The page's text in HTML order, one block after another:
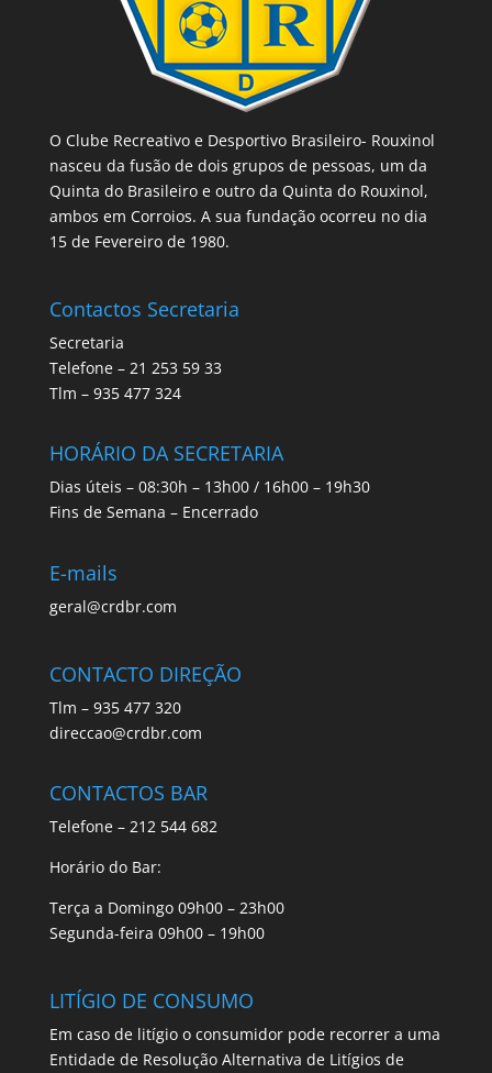
O Clube Recreativo e Desportivo Brasileiro- Rouxinol
nasceu da fusão de dois grupos de pessoas, um da
Quinta do Brasileiro e outro da Quinta do Rouxinol,
ambos em Corroios. A sua fundação ocorreu no dia
15 de Fevereiro de 1980.
Contactos Secretaria
Secretaria
Telefone – 21 253 59 33
Tlm – 935 477 324
HORÁRIO DA SECRETARIA
Dias úteis – 08:30h – 13h00 / 16h00 – 19h30
Fins de Semana – Encerrado
E-mails
geral@crdbr.com
CONTACTO DIREÇÃO
Tlm – 935 477 320
direccao@crdbr.com
CONTACTOS BAR
Telefone – 212 544 682
Horário do Bar:
Terça a Domingo 09h00 – 23h00
Segunda-feira 09h00 – 19h00
LITÍGIO DE CONSUMO
Em caso de litígio o consumidor pode recorrer a uma
Entidade de Resolução Alternativa de Litígios de